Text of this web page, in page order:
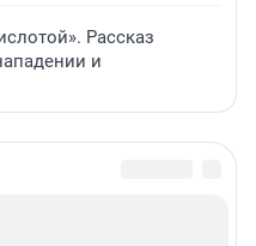
Рассказ
и